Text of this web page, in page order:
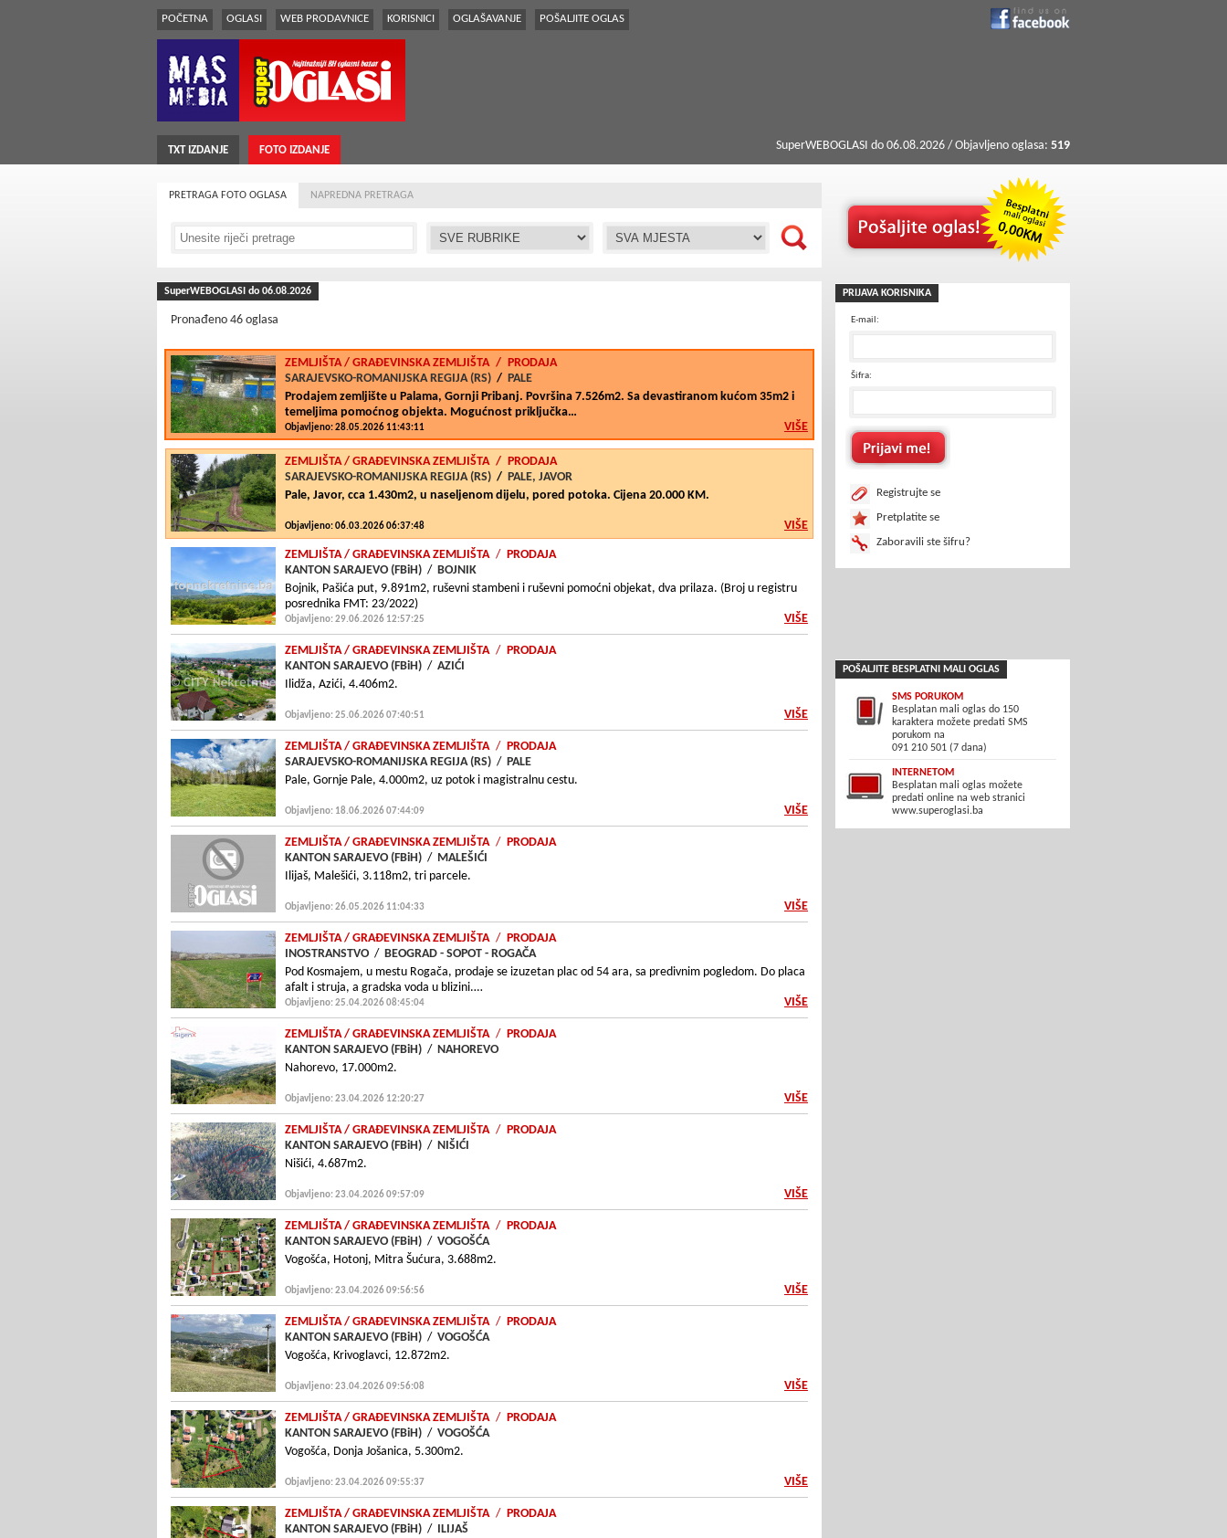
POČETNA OGLASI WEB PRODAVNICE KORISNICI OGLAŠAVANJE POŠALJITE OGLAS
TXT IZDANJE FOTO IZDANJE SuperWEBOGLASI do 06.08.2026 / Objavljeno oglasa: 519
PRETRAGA FOTO OGLASA NAPREDNA PRETRAGA
SuperWEBOGLASI do 06.08.2026
Pronađeno 46 oglasa
ZEMLJIŠTA/ GRAÐEVINSKA ZEMLJIŠTA / PRODAJA
SARAJEVSKO-ROMANIJSKA REGIJA (RS) / PALE
Prodajem zemljište u Palama, Gornji Pribanj. Površina 7.526m2. Sa devastiranom kućom 35m2 i
temeljima pomoćnog objekta. Mogućnost priključka…
Objavljeno: 28.05.2026 11:43:11 VIŠE
ZEMLJIŠTA/ GRAÐEVINSKA ZEMLJIŠTA / PRODAJA
SARAJEVSKO-ROMANIJSKA REGIJA (RS) / PALE, JAVOR
Pale, Javor, cca 1.430m2, u naseljenom dijelu, pored potoka. Cijena 20.000 KM.
Objavljeno: 06.03.2026 06:37:48 VIŠE
ZEMLJIŠTA/ GRAÐEVINSKA ZEMLJIŠTA / PRODAJA
KANTON SARAJEVO (FBiH) / BOJNIK
Bojnik, Pašića put, 9.891m2, ruševni stambeni i ruševni pomoćni objekat, dva prilaza. (Broj u registru
posrednika FMT: 23/2022)
Objavljeno: 29.06.2026 12:57:25 VIŠE
ZEMLJIŠTA/ GRAÐEVINSKA ZEMLJIŠTA / PRODAJA
KANTON SARAJEVO (FBiH) / AZIĆI
Ilidža, Azići, 4.406m2.
Objavljeno: 25.06.2026 07:40:51 VIŠE
ZEMLJIŠTA/ GRAÐEVINSKA ZEMLJIŠTA / PRODAJA
SARAJEVSKO-ROMANIJSKA REGIJA (RS) / PALE
Pale, Gornje Pale, 4.000m2, uz potok i magistralnu cestu.
Objavljeno: 18.06.2026 07:44:09 VIŠE
ZEMLJIŠTA/ GRAÐEVINSKA ZEMLJIŠTA / PRODAJA
KANTON SARAJEVO (FBiH) / MALEŠIĆI
Ilijaš, Malešići, 3.118m2, tri parcele.
Objavljeno: 26.05.2026 11:04:33 VIŠE
ZEMLJIŠTA/ GRAÐEVINSKA ZEMLJIŠTA / PRODAJA
INOSTRANSTVO / BEOGRAD - SOPOT - ROGAČA
Pod Kosmajem, u mestu Rogača, prodaje se izuzetan plac od 54 ara, sa predivnim pogledom. Do placa
afalt i struja, a gradska voda u blizini.…
Objavljeno: 25.04.2026 08:45:04 VIŠE
ZEMLJIŠTA/ GRAÐEVINSKA ZEMLJIŠTA / PRODAJA
KANTON SARAJEVO (FBiH) / NAHOREVO
Nahorevo, 17.000m2.
Objavljeno: 23.04.2026 12:20:27 VIŠE
ZEMLJIŠTA/ GRAÐEVINSKA ZEMLJIŠTA / PRODAJA
KANTON SARAJEVO (FBiH) / NIŠIĆI
Nišići, 4.687m2.
Objavljeno: 23.04.2026 09:57:09 VIŠE
ZEMLJIŠTA/ GRAÐEVINSKA ZEMLJIŠTA / PRODAJA
KANTON SARAJEVO (FBiH) / VOGOŠĆA
Vogošća, Hotonj, Mitra Šućura, 3.688m2.
Objavljeno: 23.04.2026 09:56:56 VIŠE
ZEMLJIŠTA/ GRAÐEVINSKA ZEMLJIŠTA / PRODAJA
KANTON SARAJEVO (FBiH) / VOGOŠĆA
Vogošća, Krivoglavci, 12.872m2.
Objavljeno: 23.04.2026 09:56:08 VIŠE
ZEMLJIŠTA/ GRAÐEVINSKA ZEMLJIŠTA / PRODAJA
KANTON SARAJEVO (FBiH) / VOGOŠĆA
Vogošća, Donja Jošanica, 5.300m2.
Objavljeno: 23.04.2026 09:55:37 VIŠE
ZEMLJIŠTA/ GRAÐEVINSKA ZEMLJIŠTA / PRODAJA
KANTON SARAJEVO (FBiH) / ILIJAŠ
PRIJAVA KORISNIKA
E-mail:
Šifra:
Registrujte se
Pretplatite se
Zaboravili ste šifru?
POŠALJITE BESPLATNI MALI OGLAS
SMS PORUKOM
Besplatan mali oglas do 150
karaktera možete predati SMS
porukom na
091 210 501 (7 dana)
INTERNETOM
Besplatan mali oglas možete
predati online na web stranici
www.superoglasi.ba